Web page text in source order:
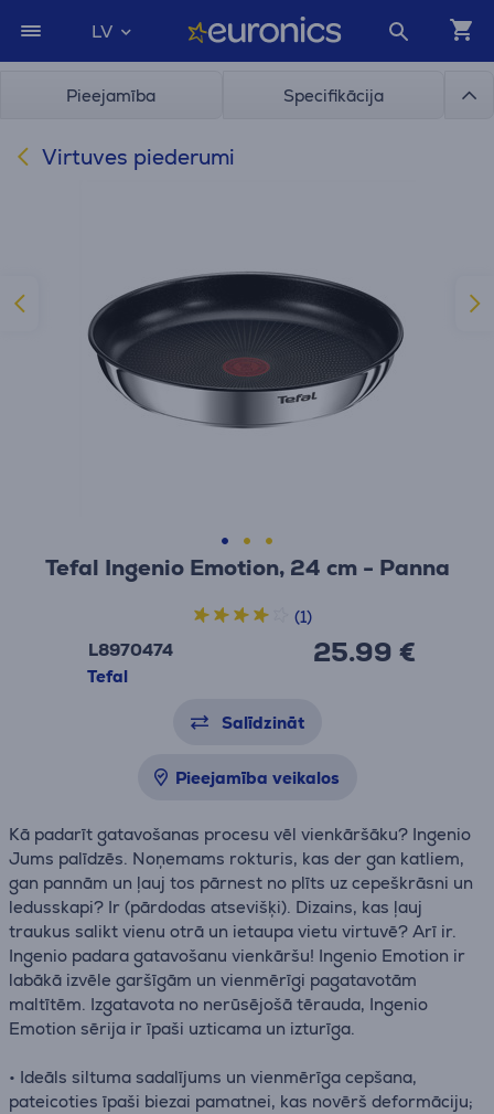
LV
Pieejamība Specifikācija
Virtuves piederumi
Tefal Ingenio Emotion, 24 cm - Panna
L8970474
Tefal
25.99 €
(1)
Salīdzināt
Pieejamība veikalos
Kā padarīt gatavošanas procesu vēl vienkāršāku? Ingenio
Jums palīdzēs. Noņemams rokturis, kas der gan katliem,
gan pannām un ļauj tos pārnest no plīts uz cepeškrāsni un
ledusskapi? Ir (pārdodas atsevišķi). Dizains, kas ļauj
traukus salikt vienu otrā un ietaupa vietu virtuvē? Arī ir.
Ingenio padara gatavošanu vienkāršu! Ingenio Emotion ir
labākā izvēle garšīgām un vienmērīgi pagatavotām
maltītēm. Izgatavota no nerūsējošā tērauda, ​​Ingenio
Emotion sērija ir īpaši uzticama un izturīga.
• Ideāls siltuma sadalījums un vienmērīga cepšana,
pateicoties īpaši biezai pamatnei, kas novērš deformāciju;